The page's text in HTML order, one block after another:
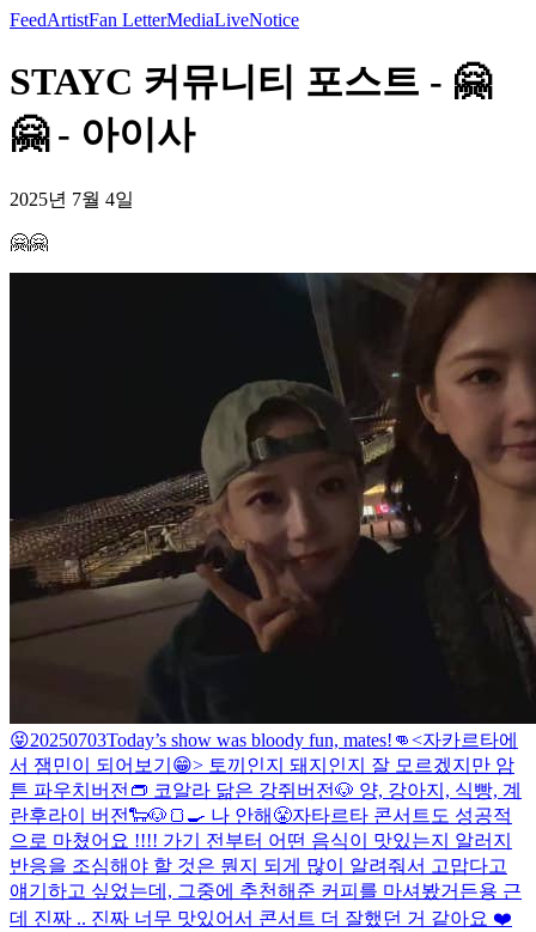
FeedArtistFan LetterMediaLiveNotice
STAYC 커뮤니티 포스트 - 🤗
🤗 - 아이사
2025년 7월 4일
🤗🤗
😝20250703Today’s show was bloody fun, mates!👊<자카르타에
서 잼민이 되어보기😁> 토끼인지 돼지인지 잘 모르겠지만 암
튼 파우치버전👝 코알라 닮은 강쥐버전🐶 양, 강아지, 식빵, 계
란후라이 버전🐑🐶🍞🍳 나 안해😤자타르타 콘서트도 성공적
으로 마쳤어요 !!!! 가기 전부터 어떤 음식이 맛있는지 알러지
반응을 조심해야 할 것은 뭔지 되게 많이 알려줘서 고맙다고
얘기하고 싶었는데, 그중에 추천해준 커피를 마셔봤거든용 근
데 진짜 .. 진짜 너무 맛있어서 콘서트 더 잘했던 거 같아요 ❤️